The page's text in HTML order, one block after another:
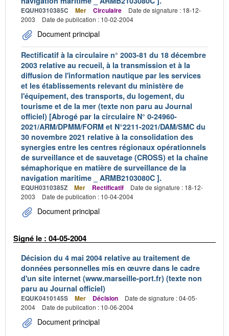
EQUH0310385C Mer Circulaire
Date de signature : 18-12-
2003
Date de publication : 10-02-2004
Document principal
Rectificatif à la circulaire n° 2003-81 du 18 décembre
2003 relative au recueil, à la transmission et à la
diffusion de l'information nautique par les services
et les établissements relevant du ministère de
l'équipement, des transports, du logement, du
tourisme et de la mer (texte non paru au Journal
officiel) [Abrogé par la circulaire N° 0-24960-
2021/ARM/DPMM/FORM et N°2211-2021/DAM/SMC du
30 novembre 2021 relative à la consolidation des
synergies entre les centres régionaux opérationnels
de surveillance et de sauvetage (CROSS) et la chaîne
sémaphorique en matière de surveillance de la
navigation maritime _ ARMB2103080C ].
EQUH0310385Z Mer Rectificatif
Date de signature : 18-12-
2003
Date de publication : 10-04-2004
Document principal
Signé le : 04-05-2004
Décision du 4 mai 2004 relative au traitement de
données personnelles mis en œuvre dans le cadre
d'un site internet (www.marseille-port.fr) (texte non
paru au Journal officiel)
EQUK0410145S Mer Décision
Date de signature : 04-05-
2004
Date de publication : 10-06-2004
Document principal